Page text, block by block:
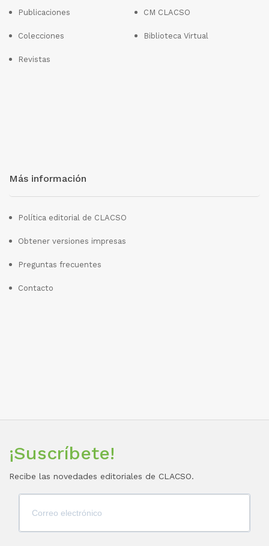
Publicaciones
Colecciones
Revistas
CM CLACSO
Biblioteca Virtual
Más información
Política editorial de CLACSO
Obtener versiones impresas
Preguntas frecuentes
Contacto
¡Suscríbete!
Recibe las novedades editoriales de CLACSO.